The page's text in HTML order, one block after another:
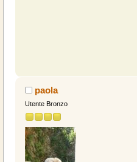
paola
Utente Bronzo